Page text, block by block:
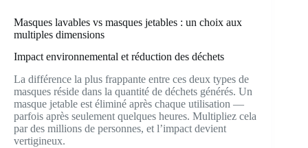
Masques lavables vs masques jetables : un choix aux
multiples dimensions
Impact environnemental et réduction des déchets
La différence la plus frappante entre ces deux types de
masques réside dans la quantité de déchets générés. Un
masque jetable est éliminé après chaque utilisation —
parfois après seulement quelques heures. Multipliez cela
par des millions de personnes, et l’impact devient
vertigineux.